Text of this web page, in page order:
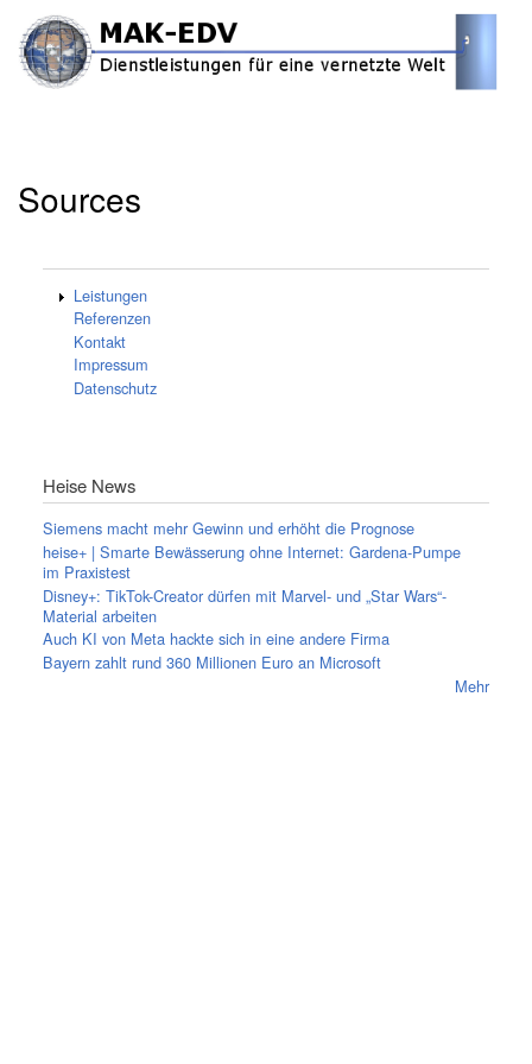
Inhalt
Sources
Leistungen
Referenzen
Kontakt
Impressum
Datenschutz
Heise News
Siemens macht mehr Gewinn und erhöht die Prognose
heise+ | Smarte Bewässerung ohne Internet: Gardena-Pumpe
im Praxistest
Disney+: TikTok-Creator dürfen mit Marvel- und „Star Wars“-
Material arbeiten
Auch KI von Meta hackte sich in eine andere Firma
Bayern zahlt rund 360 Millionen Euro an Microsoft
Mehr